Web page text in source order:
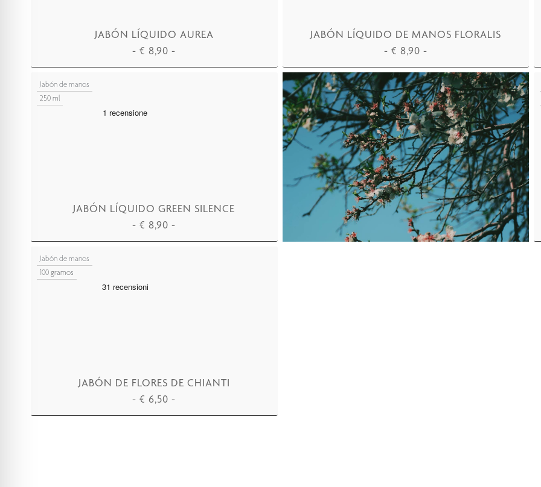
JABÓN LÍQUIDO AUREA
-€ 8,90 -
JABÓN LÍQUIDO DE MANOS FLORALIS
- € 8,90 -
AÑADIR A LA CESTA
Jabón de manos
250 ml
JABÓN LÍQUIDO GREEN SILENCE
-€ 8,90 -
Jabón de manos
100 gramos
JABÓN DE FLORES DE CHIANTI
-€ 6,50 -